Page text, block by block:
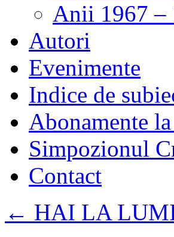
Anii 1967 –
Autori
Evenimente
Indice de
Abonamente
Simpozionul
Contact
← HAI LA